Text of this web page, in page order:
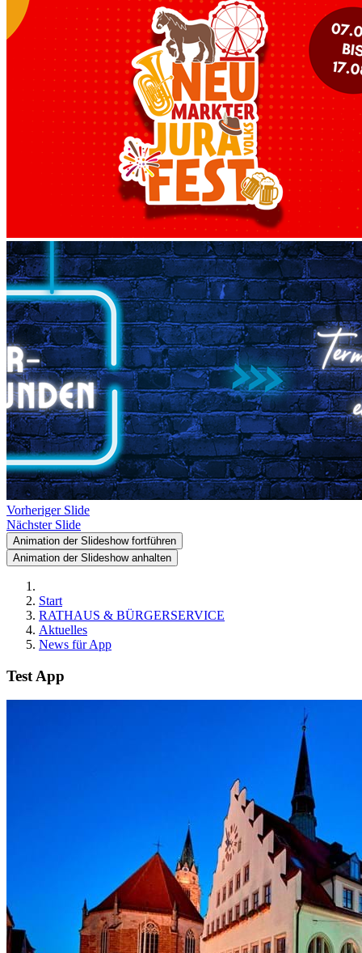
Vorheriger Slide
Nächster Slide
Animation der Slideshow fortführen
Animation der Slideshow anhalten
Start
RATHAUS & BÜRGERSERVICE
Aktuelles
News für App
Test App